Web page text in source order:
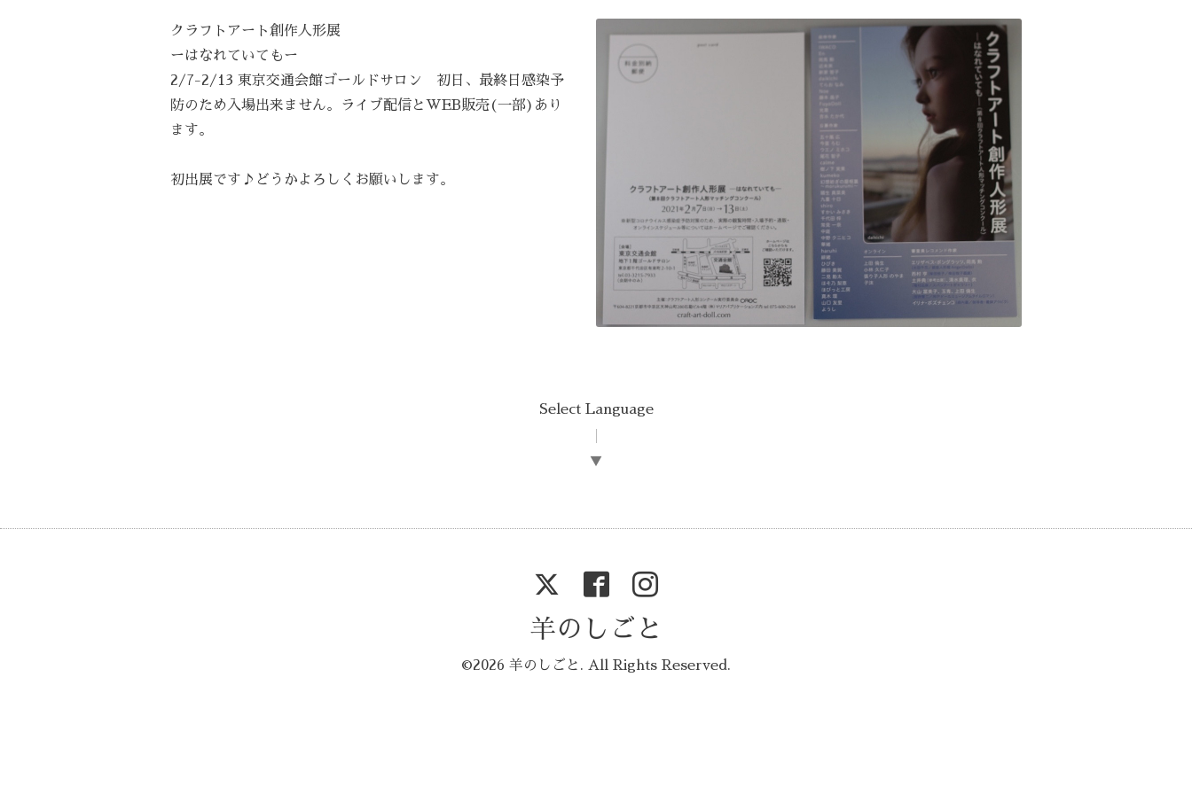
クラフトアート創作人形展
ーはなれていてもー
2/7-2/13 東京交通会館ゴールドサロン 初日、最終日感染予
防のため入場出来ません。ライブ配信とWEB販売(一部)あり
ます。
初出展です♪どうかよろしくお願いします。
Select Language
▼
羊のしごと
©2026 羊のしごと . All Rights Reserved.